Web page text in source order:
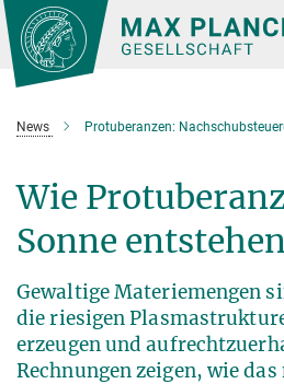
Hauptinhalt
News Protuberanzen:
Wie
Sonne entstehen
Gewaltige Materiemengen
die riesigen
erzeugen und
Rechnungen zeigen, wie